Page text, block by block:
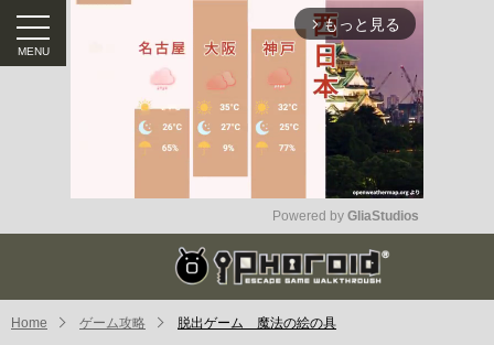
arrow_forward_ios もっと見る
Mute
Powered by GliaStudios
Home ゲーム攻略 脱出ゲーム 魔法の絵の‪具